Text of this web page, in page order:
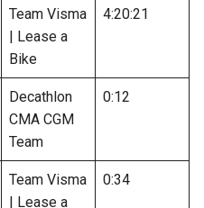
Team Visma
| Lease a
Bike
4:20:21
Decathlon
CMA CGM
Team
0:12
Team Visma
| Lease a
0:34